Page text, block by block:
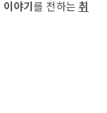
이야기를 전하는 취